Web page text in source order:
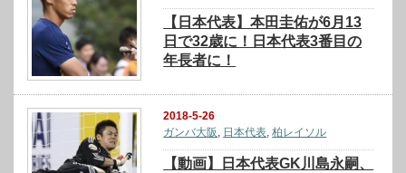
【日本代表】本田圭佑が6月13
日で32歳に！日本代表3番目の
年長者に！
2018-5-26
ガンバ大阪 , 日本代表,柏レイソル
【動画】日本代表GK川島永嗣、